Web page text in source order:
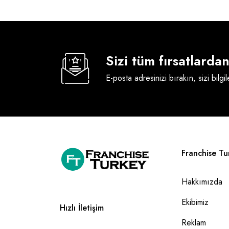
Sizi tüm
E-posta adresinizi bırakın, sizi
Hızlı İletişim
Franchise
Hakkımızda
Ekibimiz
Reklam